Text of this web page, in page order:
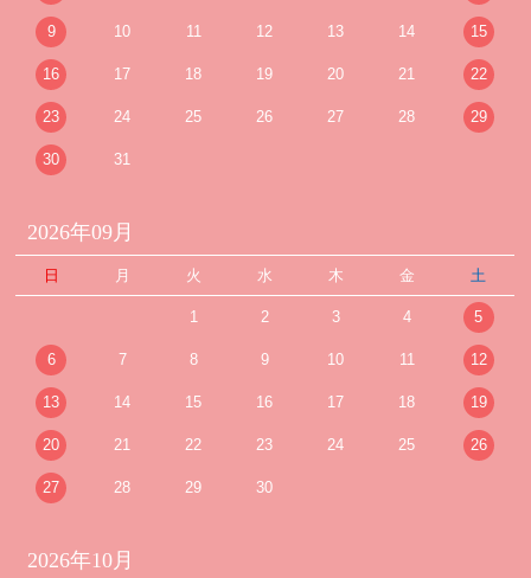
9 10 11 12 13 14 15
16 17 18 19 20 21 22
23 24 25 26 27 28 29
30 31
2026年09月
日 月 火 水 木 金 土
1 2 3 4 5
6 7 8 9 10 11 12
13 14 15 16 17 18 19
20 21 22 23 24 25 26
27 28 29 30
2026年10月